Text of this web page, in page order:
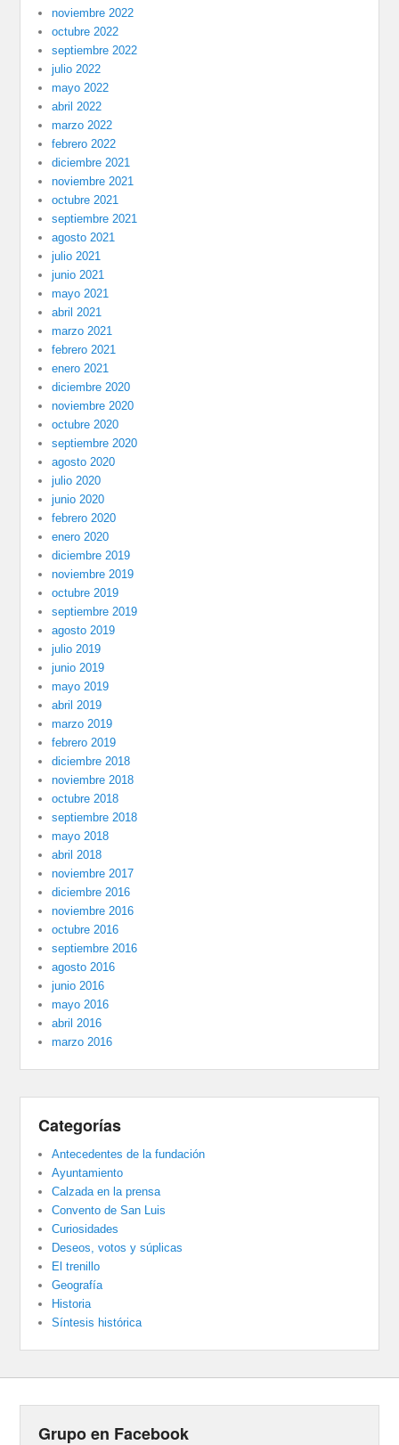
noviembre 2022
octubre 2022
septiembre 2022
julio 2022
mayo 2022
abril 2022
marzo 2022
febrero 2022
diciembre 2021
noviembre 2021
octubre 2021
septiembre 2021
agosto 2021
julio 2021
junio 2021
mayo 2021
abril 2021
marzo 2021
febrero 2021
enero 2021
diciembre 2020
noviembre 2020
octubre 2020
septiembre 2020
agosto 2020
julio 2020
junio 2020
febrero 2020
enero 2020
diciembre 2019
noviembre 2019
octubre 2019
septiembre 2019
agosto 2019
julio 2019
junio 2019
mayo 2019
abril 2019
marzo 2019
febrero 2019
diciembre 2018
noviembre 2018
octubre 2018
septiembre 2018
mayo 2018
abril 2018
noviembre 2017
diciembre 2016
noviembre 2016
octubre 2016
septiembre 2016
agosto 2016
junio 2016
mayo 2016
abril 2016
marzo 2016
Categorías
Antecedentes de la fundación
Ayuntamiento
Calzada en la prensa
Convento de San Luis
Curiosidades
Deseos, votos y súplicas
El trenillo
Geografía
Historia
Síntesis histórica
Grupo en Facebook